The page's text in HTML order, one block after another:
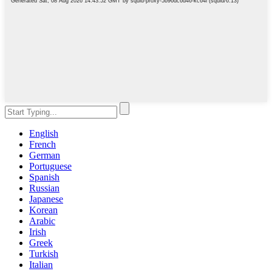
English
French
German
Portuguese
Spanish
Russian
Japanese
Korean
Arabic
Irish
Greek
Turkish
Italian